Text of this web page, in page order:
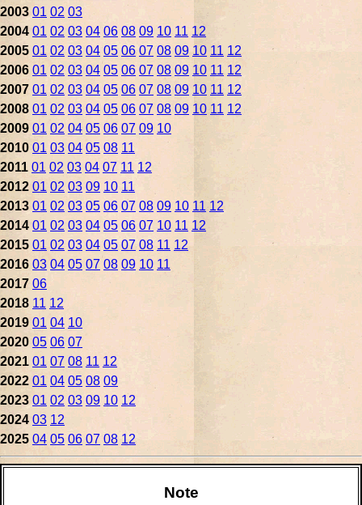
2003 01 02 03
2004 01 02 03 04 06 08 09 10 11 12
2005 01 02 03 04 05 06 07 08 09 10 11 12
2006 01 02 03 04 05 06 07 08 09 10 11 12
2007 01 02 03 04 05 06 07 08 09 10 11 12
2008 01 02 03 04 05 06 07 08 09 10 11 12
2009 01 02 04 05 06 07 09 10
2010 01 03 04 05 08 11
2011 01 02 03 04 07 11 12
2012 01 02 03 09 10 11
2013 01 02 03 05 06 07 08 09 10 11 12
2014 01 02 03 04 05 06 07 10 11 12
2015 01 02 03 04 05 07 08 11 12
2016 03 04 05 07 08 09 10 11
2017 06
2018 11 12
2019 01 04 10
2020 05 06 07
2021 01 07 08 11 12
2022 01 04 05 08 09
2023 01 02 03 09 10 12
2024 03 12
2025 04 05 06 07 08 12
Note